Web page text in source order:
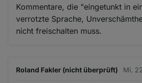
Kommentare, die "eingetunkt in
verrotzte Sprache,
nicht freischalten muss.
Roland Fakler (nicht überprüft) Mi.